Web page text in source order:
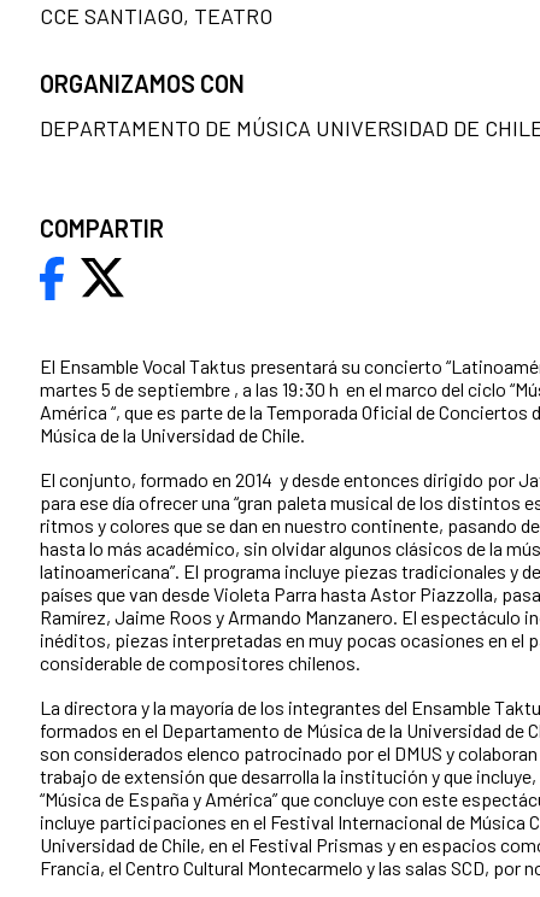
El Ensamble Vocal Taktus presentará su concierto
martes 5 de septiembre , a las 19:30 h en el marco del ciclo
América “, que es parte de la Temporada Oficial de Conciertos
Música de la Universidad de Chile.
El conjunto, formado en 2014 y desde entonces dirigido por
para ese día ofrecer una “gran paleta musical de los distintos
ritmos y colores que se dan en nuestro continente, pasando
hasta lo más académico, sin olvidar algunos clásicos de la
latinoamericana”. El programa incluye piezas tradicionales y
países que van desde Violeta Parra hasta Astor Piazzolla,
Ramírez, Jaime Roos y Armando Manzanero. El espectáculo
inéditos, piezas interpretadas en muy pocas ocasiones en el
considerable de compositores chilenos.
La directora y la mayoría de los integrantes del Ensamble
formados en el Departamento de Música de la Universidad de
son considerados elenco patrocinado por el DMUS y
trabajo de extensión que desarrolla la institución y que
“Música de España y América” que concluye con este
incluye participaciones en el Festival Internacional de Música
Universidad de Chile, en el Festival Prismas y en espacios
Francia, el Centro Cultural Montecarmelo y las salas SCD, por
CCE SANTIAGO, TEATRO
ORGANIZAMOS CON
DEPARTAMENTO DE MÚSICA UNIVERSIDAD DE
COMPARTIR